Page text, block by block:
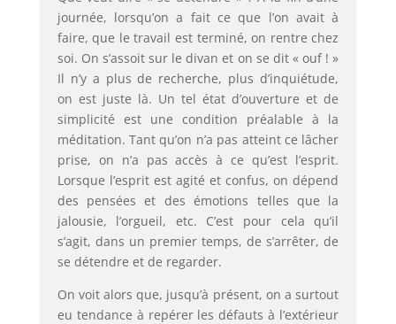
journée, lorsqu’on a fait ce que l’on avait à
faire, que le travail est terminé, on rentre chez
soi. On s’assoit sur le divan et on se dit « ouf ! »
Il n’y a plus de recherche, plus d’inquiétude,
on est juste là. Un tel état d’ouverture et de
simplicité est une condition préalable à la
méditation. Tant qu’on n’a pas atteint ce lâcher
prise, on n’a pas accès à ce qu’est l’esprit.
Lorsque l’esprit est agité et confus, on dépend
des pensées et des émotions telles que la
jalousie, l’orgueil, etc. C’est pour cela qu’il
s’agit, dans un premier temps, de s’arrêter, de
se détendre et de regarder.
On voit alors que, jusqu’à présent, on a surtout
eu tendance à repérer les défauts à l’extérieur